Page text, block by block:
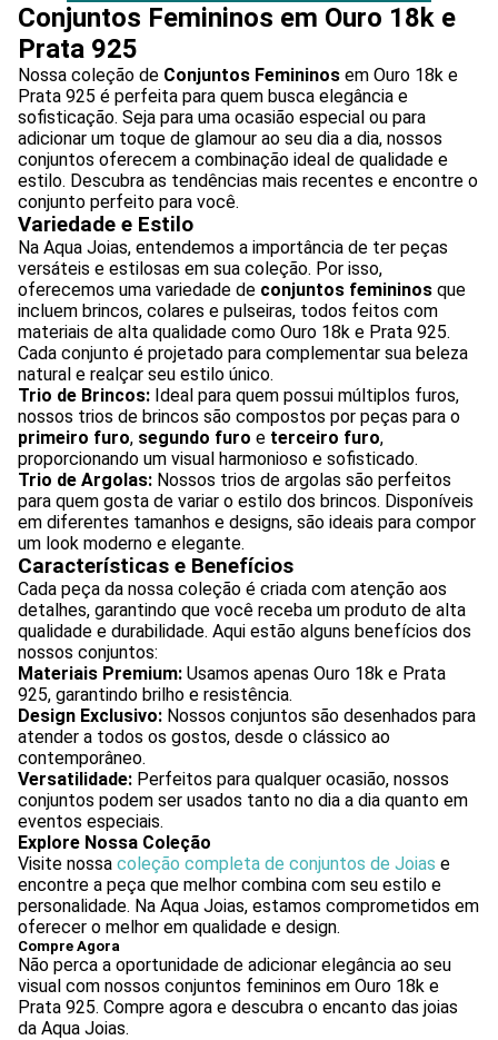
Conjuntos Femininos em Ouro 18k e
Prata 925
Nossa coleção de Conjuntos Femininos em Ouro 18k e
Prata 925 é perfeita para quem busca elegância e
sofisticação. Seja para uma ocasião especial ou para
adicionar um toque de glamour ao seu dia a dia, nossos
conjuntos oferecem a combinação ideal de qualidade e
estilo. Descubra as tendências mais recentes e encontre o
conjunto perfeito para você.
Variedade e Estilo
Na Aqua Joias, entendemos a importância de ter peças
versáteis e estilosas em sua coleção. Por isso,
oferecemos uma variedade de conjuntos femininos que
incluem brincos, colares e pulseiras, todos feitos com
materiais de alta qualidade como Ouro 18k e Prata 925.
Cada conjunto é projetado para complementar sua beleza
natural e realçar seu estilo único.
Trio de Brincos: Ideal para quem possui múltiplos furos,
nossos trios de brincos são compostos por peças para o
primeiro furo, segundo furo e terceiro furo,
proporcionando um visual harmonioso e sofisticado.
Trio de Argolas: Nossos trios de argolas são perfeitos
para quem gosta de variar o estilo dos brincos. Disponíveis
em diferentes tamanhos e designs, são ideais para compor
um look moderno e elegante.
Características e Benefícios
Cada peça da nossa coleção é criada com atenção aos
detalhes, garantindo que você receba um produto de alta
qualidade e durabilidade. Aqui estão alguns benefícios dos
nossos conjuntos:
Materiais Premium: Usamos apenas Ouro 18k e Prata
925, garantindo brilho e resistência.
Design Exclusivo: Nossos conjuntos são desenhados para
atender a todos os gostos, desde o clássico ao
contemporâneo.
Versatilidade: Perfeitos para qualquer ocasião, nossos
conjuntos podem ser usados tanto no dia a dia quanto em
eventos especiais.
Explore Nossa Coleção
Visite nossa coleção completa de conjuntos de Joias e
encontre a peça que melhor combina com seu estilo e
personalidade. Na Aqua Joias, estamos comprometidos em
oferecer o melhor em qualidade e design.
Compre Agora
Não perca a oportunidade de adicionar elegância ao seu
visual com nossos conjuntos femininos em Ouro 18k e
Prata 925. Compre agora e descubra o encanto das joias
da Aqua Joias.